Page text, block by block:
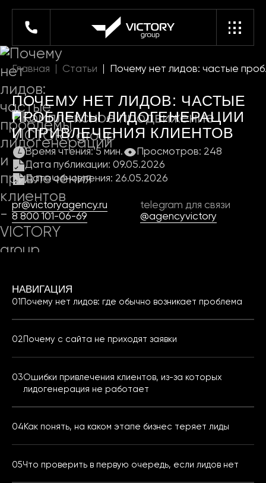
Главная Статьи Почему нет лидов: частые
ПОЧЕМУ НЕТ ЛИДОВ: ЧАСТЫЕ
ПРОБЛЕМЫ ЛИДОГЕНЕРАЦИИ
И ПРИВЛЕЧЕНИЯ КЛИЕНТОВ
Время чтения: 5 мин.
Просмотров: 248
Дата публикации: 09.05.2026
Дата обновления: 26.05.2026
pr@victoryagency.ru
8 800 101-06-69
telegram для связи
@agencyvictory
НАВИГАЦИЯ
Почему нет лидов: где обычно возникает проблема
Почему с сайта не приходят заявки
Ошибки привлечения клиентов, из-за которых
лидогенерация не работает
Как понять, на каком этапе бизнес теряет лиды
Что проверить в первую очередь, если лидов нет